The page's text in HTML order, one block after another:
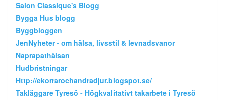
Salon Classique's Blogg
Bygga Hus blogg
Byggbloggen
JenNyheter - om hälsa, livsstil & levnadsvanor
Naprapathälsan
Hudbristningar
Http://ekorrarochandradjur.blogspot.se/
Takläggare Tyresö - Högkvalitativt takarbete i Tyresö